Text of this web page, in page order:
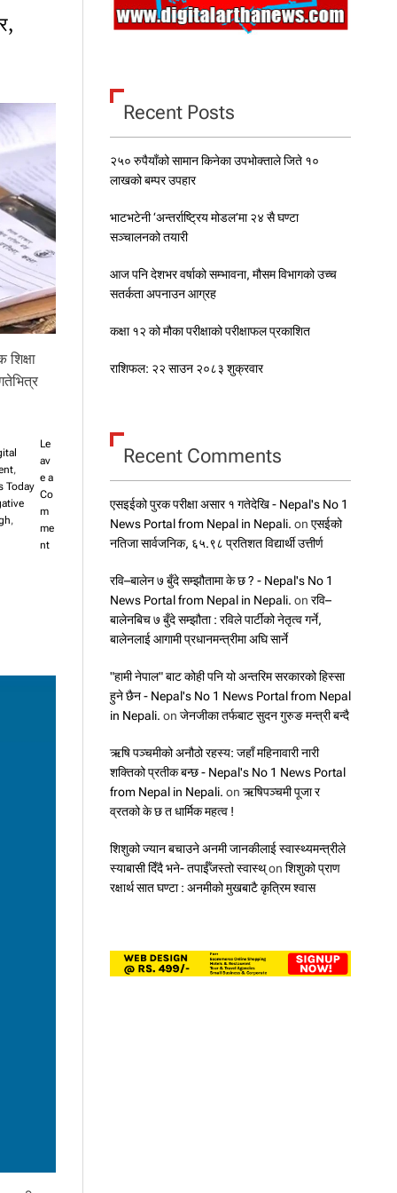
म
,
Today
,
Le
av
e a
Co
m
me
nto
स
Recent Posts
२५० रुपैयाँको सामान किनेका उपभोक्ताले जिते १०
लाखको बम्पर उपहार
भाटभटेनी ‘अन्तर्राष्ट्रिय मोडल’मा २४ सै घण्टा
सञ्चालनको तयारी
आज पनि देशभर वर्षाको सम्भावना, मौसम विभागको उच्च
सतर्कता अपनाउन आग्रह
कक्षा १२ को मौका परीक्षाको परीक्षाफल प्रकाशित
राशिफल: २२ साउन २०८३ शुक्रवार
Recent Comments
एसइईको पुरक परीक्षा असार १ गतेदेखि - Nepal's No 1
News Portal from Nepal in Nepali. on एसईको
नतिजा सार्वजनिक, ६५.९८ प्रतिशत विद्यार्थी उत्तीर्ण
रवि–बालेन ७ बुँदे सम्झौतामा के छ ? - Nepal's No 1
News Portal from Nepal in Nepali. on रवि–
बालेनबिच ७ बुँदे सम्झौता : रविले पार्टीको नेतृत्व गर्ने,
बालेनलाई आगामी प्रधानमन्त्रीमा अघि सार्ने
"हामी नेपाल" बाट कोही पनि यो अन्तरिम सरकारको हिस्सा
हुने छैन - Nepal's No 1 News Portal from Nepal
in Nepali. on जेनजीका तर्फबाट सुदन गुरुङ मन्त्री बन्दै
ऋषि पञ्चमीको अनौठो रहस्य: जहाँ महिनावारी नारी
शक्तिको प्रतीक बन्छ - Nepal's No 1 News Portal
from Nepal in Nepali. on ऋषिपञ्चमी पूजा र
व्रतको के छ त धार्मिक महत्व !
शिशुको ज्यान बचाउने अनमी जानकीलाई स्वास्थ्यमन्त्रीले
स्याबासी दिँदै भने- तपाईँजस्तो स्वास्थ्on शिशुको प्राण
रक्षार्थ सात घण्टा : अनमीको मुखबाटै कृत्रिम श्वास